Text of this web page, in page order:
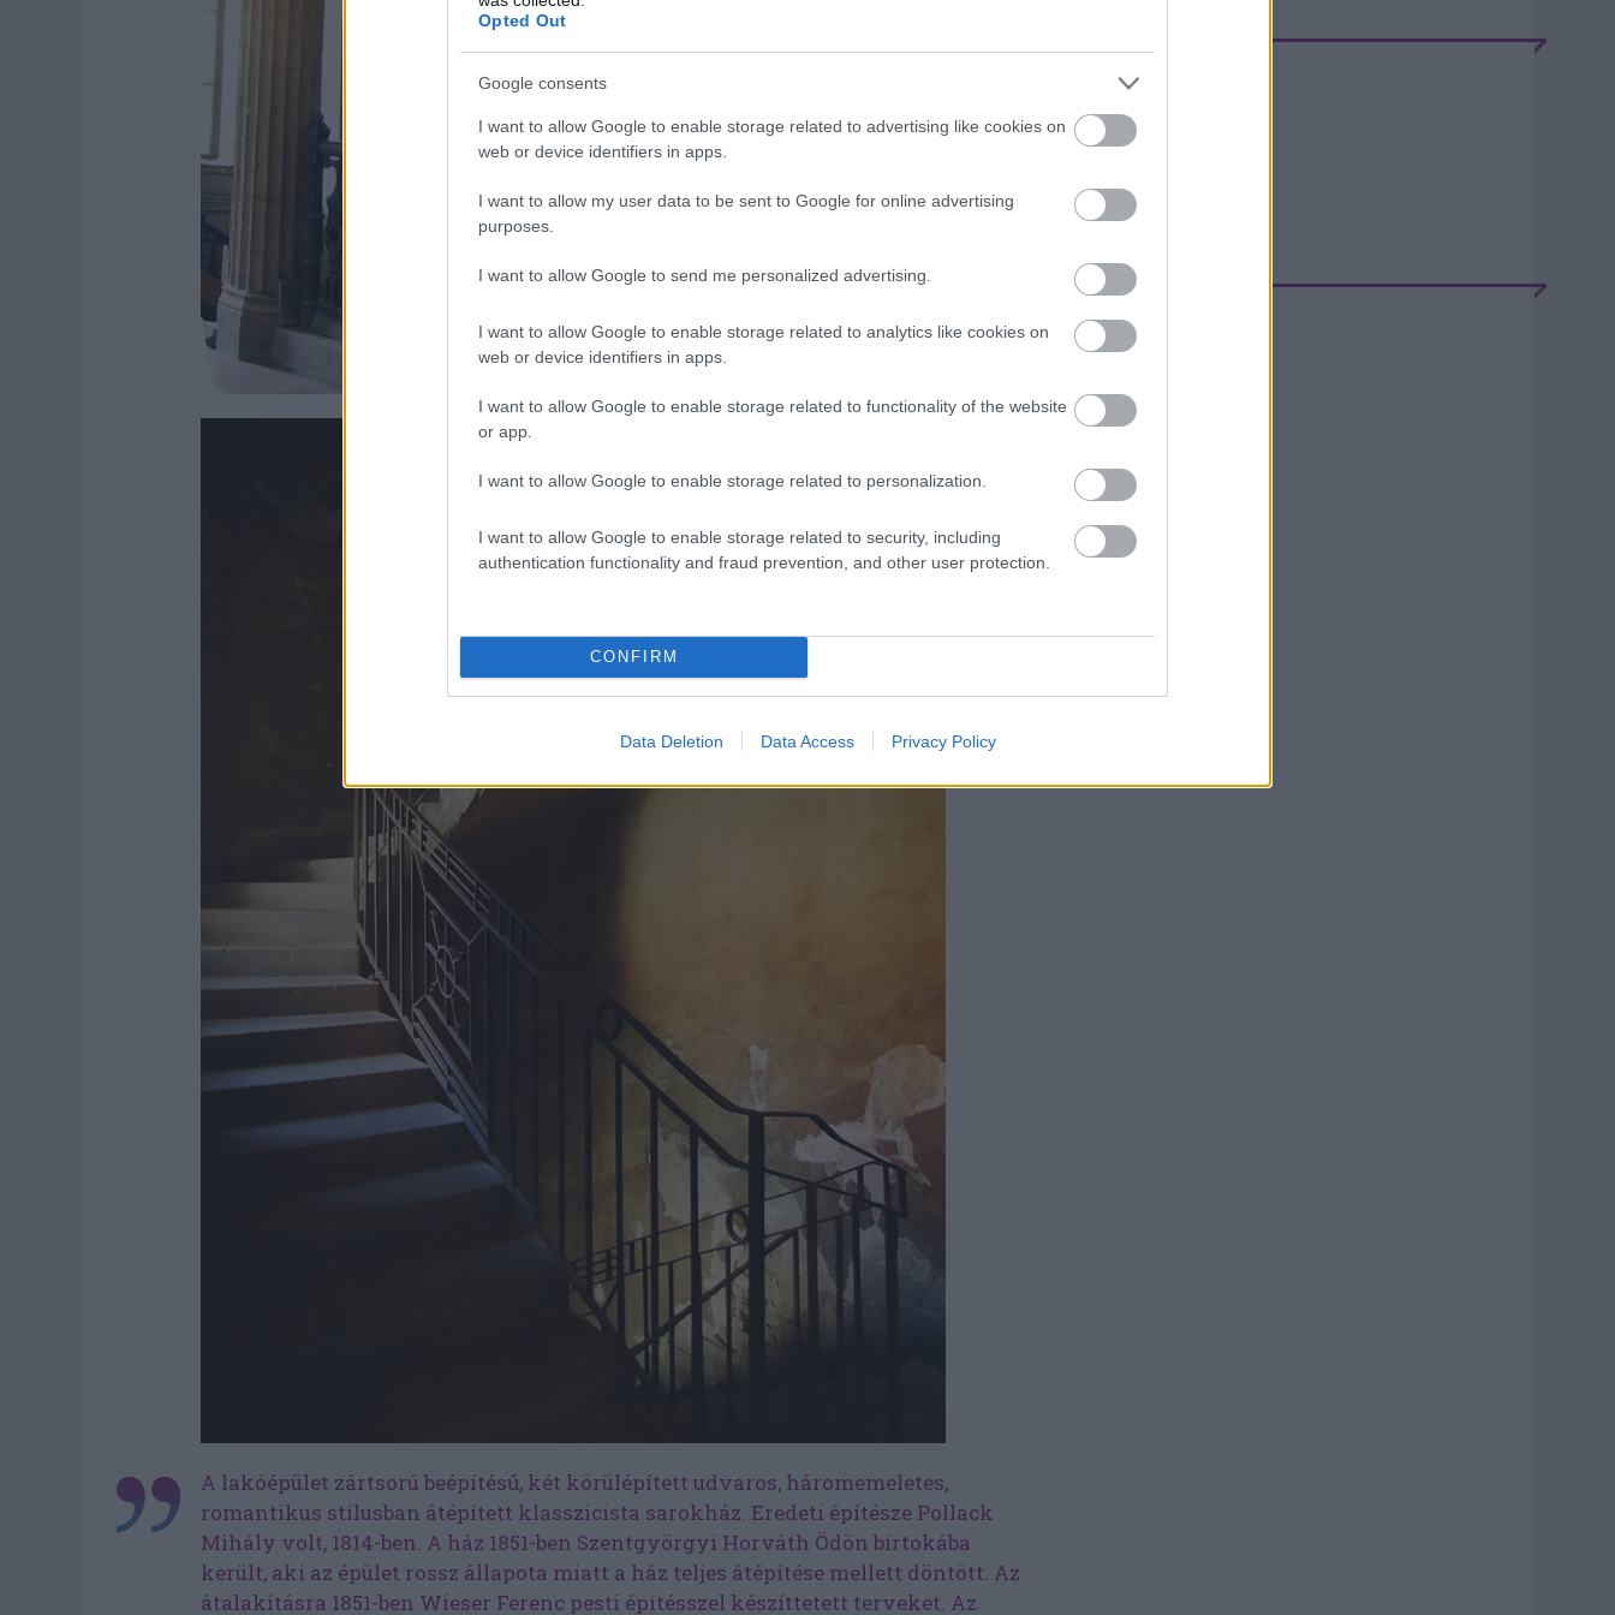
Opted Out
Google consents
I want to allow Google to enable storage related to advertising like cookies on
web or device identifiers in apps.
I want to allow my user data to be sent to Google for online advertising
purposes.
I want to allow Google to send me personalized advertising.
I want to allow Google to enable storage related to analytics like cookies on
web or device identifiers in apps.
I want to allow Google to enable storage related to functionality of the website
or app.
I want to allow Google to enable storage related to personalization.
I want to allow Google to enable storage related to security, including
authentication functionality and fraud prevention, and other user protection.
CONFIRM
Data Deletion Data Access Privacy Policy
A lakóépület zártsorú beépítésű, két körülépített udvaros, háromemeletes,
romantikus stílusban átépített klasszicista sarokház. Eredeti építésze Pollack
Mihály volt, 1814-ben. A ház 1851-ben Szentgyörgyi Horváth Ödön birtokába
került, aki az épület rossz állapota miatt a ház teljes átépítése mellett döntött. Az
átalakításra 1851-ben Wieser Ferenc pesti építésszel készíttetett terveket. Az
Atom
BELÉPÉS